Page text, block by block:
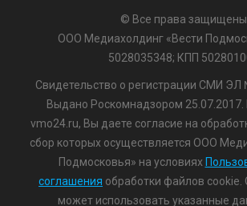
© Все права защищены
ООО Медиахолдинг «Вести
5028035348; КПП
Свидетельство о регистрации СМИ ЭЛ
Выдано Роскомнадзором
vmo24.ru, Вы даете согласие на
сбор которых осуществляется ООО
Подмосковья» на условиях
соглашения обработки файлов
может использовать указанные